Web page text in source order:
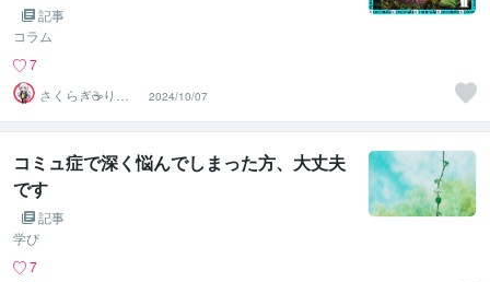
記事
コラム
7
さくらぎ☕りょ
う⛎癒やし電話
相談サロン
2024/10/07
コミュ症で深く悩んでしまった方、大丈夫
です
記事
学び
7